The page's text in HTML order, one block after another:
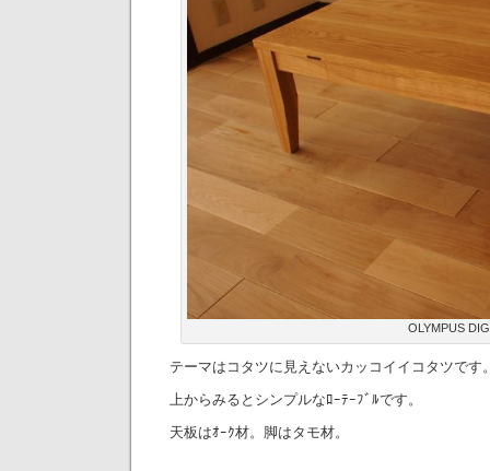
OLYMPUS
テーマはコタツに見えないカッコイイコタツです
上からみるとシンプルなﾛｰﾃｰﾌﾞﾙです。
天板はｵｰｸ材。脚はタモ材。